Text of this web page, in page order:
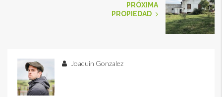
PRÓXIMA
PROPIEDAD
Joaquin Gonzalez